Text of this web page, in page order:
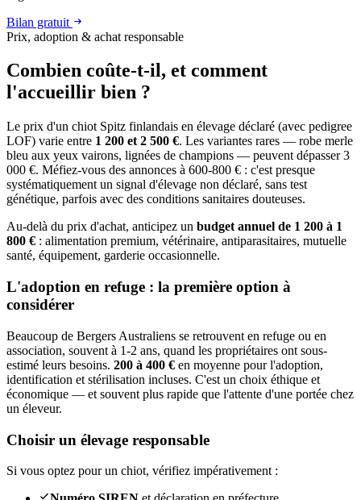
Bilan gratuit
Prix, adoption & achat responsable
Combien coûte-t-il, et comment
l'accueillir bien ?
Le prix d'un chiot Spitz finlandais en élevage déclaré (avec pedigree
LOF) varie entre 1 200 et 2 500 €. Les variantes rares — robe merle
bleu aux yeux vairons, lignées de champions — peuvent dépasser 3
000 €. Méfiez-vous des annonces à 600-800 € : c'est presque
systématiquement un signal d'élevage non déclaré, sans test
génétique, parfois avec des conditions sanitaires douteuses.
Au-delà du prix d'achat, anticipez un budget annuel de 1 200 à 1
800 € : alimentation premium, vétérinaire, antiparasitaires, mutuelle
santé, équipement, garderie occasionnelle.
L'adoption en refuge : la première option à
considérer
Beaucoup de Bergers Australiens se retrouvent en refuge ou en
association, souvent à 1-2 ans, quand les propriétaires ont sous-
estimé leurs besoins. 200 à 400 € en moyenne pour l'adoption,
identification et stérilisation incluses. C'est un choix éthique et
économique — et souvent plus rapide que l'attente d'une portée chez
un éleveur.
Choisir un élevage responsable
Si vous optez pour un chiot, vérifiez impérativement :